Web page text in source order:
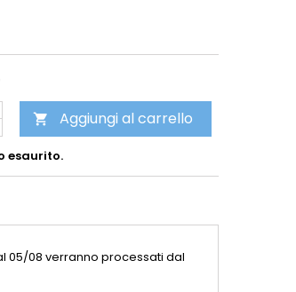
 Aggiungi al carrello
esaurito.
05/08 verranno processati dal